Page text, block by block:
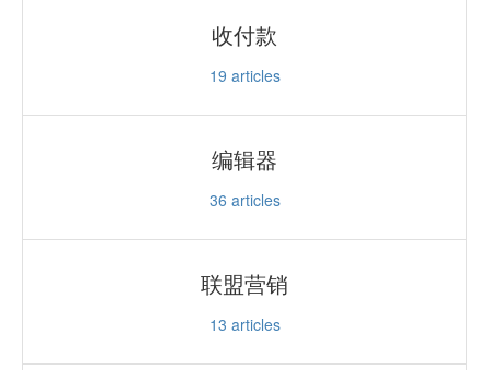
收付款
19 articles
编辑器
36 articles
联盟营销
13 articles